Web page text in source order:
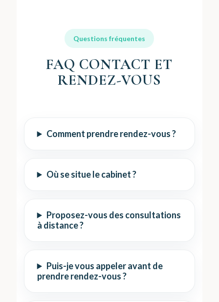
Questions fréquentes
FAQ CONTACT ET
RENDEZ-VOUS
Comment prendre rendez-vous ?
Où se situe le cabinet ?
Proposez-vous des consultations
à distance ?
Puis-je vous appeler avant de
prendre rendez-vous ?